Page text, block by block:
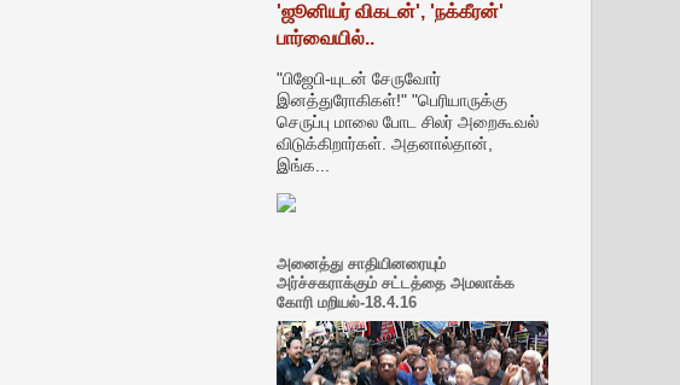
'ஜூனியர் விகடன்', 'நக்கீரன்'
பார்வையில்..
"பிஜேபி-யுடன் சேருவோர்
இனத்துரோகிகள்!" "பெரியாருக்கு
செருப்பு மாலை போட சிலர் அறைகூவல்
விடுக்கிறார்கள். அதனால்தான்,
இங்க...
அனைத்து சாதியினரையும்
அர்ச்சகராக்கும் சட்டத்தை அமலாக்க
கோரி மறியல்-18.4.16